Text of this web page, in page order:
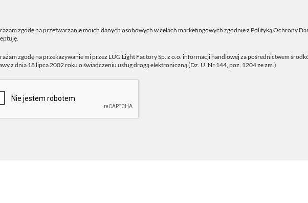
zgodę na przetwarzanie moich danych osobowych w celach marketingowych zgodnie z Polityką Ochrony
zgodę na przekazywanie mi przez LUG Light Factory Sp. z o.o. informacji handlowej za pośrednictwem
z dnia 18 lipca 2002 roku o świadczeniu usług drogą elektroniczną (Dz. U. Nr 144, poz. 1204 ze zm.)